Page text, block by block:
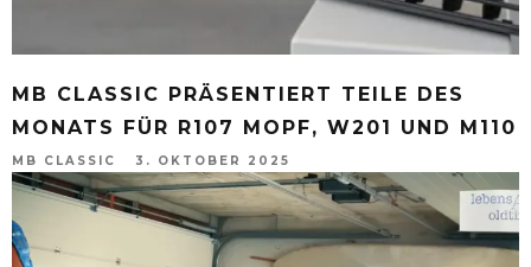
MB CLASSIC PRÄSENTIERT TEILE DES
MONATS FÜR R107 MOPF, W201 UND M110
MB CLASSIC 3. OKTOBER 2025